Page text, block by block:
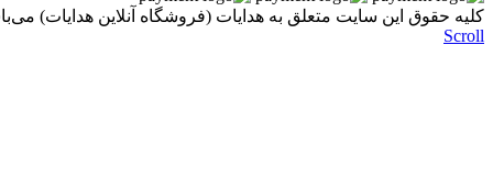
کليه حقوق اين سايت متعلق به هدایات (فروشگاه آنلاین هدایات)
Scroll